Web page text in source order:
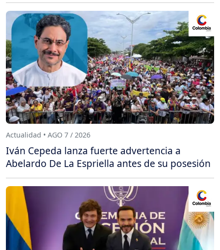
Actualidad • AGO 7 / 2026
Iván Cepeda lanza fuerte advertencia a
Abelardo De La Espriella antes de su posesión